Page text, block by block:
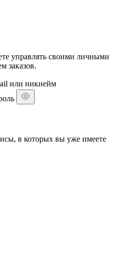
управлять своими личными
заказов.
или никнейм
в которых вы уже имеете